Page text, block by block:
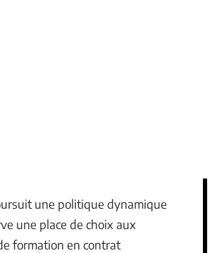
une politique dynamique
une place de choix aux
formation en contrat